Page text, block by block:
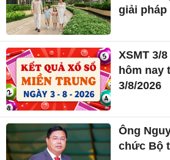
giải
XSMT 3/
hôm nay
3/8/2026
Ông
chức Bộ